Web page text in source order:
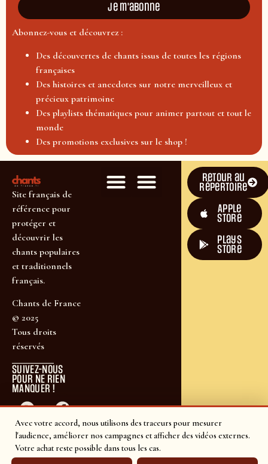
Avec votre accord, nous utilisons des traceurs pour mesurer
l'audience, améliorer nos campagnes et afficher des vidéos externes.
Votre achat reste possible dans tous les cas.
Je m'abonne
Abonnez-vous et découvrez :
Des découvertes de chants issus de toutes les régions
françaises
Des histoires et anecdotes sur notre merveilleux et
précieux patrimoine
Des playlists thématiques pour animer partout et tout le
monde
Des promotions exclusives sur le shop !
Site français de
référence pour
protéger et
découvrir les
chants populaires
et traditionnels
français.
Chants de France
© 2025
Tous droits
réservés
SUIVEZ-NOUS
POUR NE RIEN
MANQUER !
Retour au
répertoire
Apple
Store
plays
store